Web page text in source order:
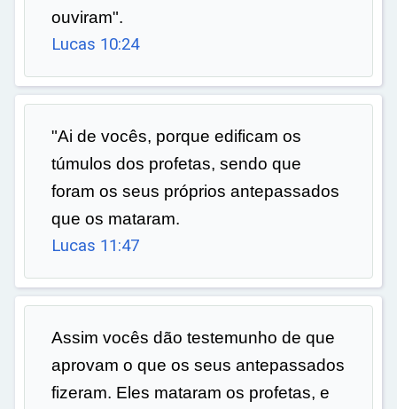
ouviram".
Lucas 10:24
"Ai de vocês, porque edificam os
túmulos dos profetas, sendo que
foram os seus próprios antepassados
que os mataram.
Lucas 11:47
Assim vocês dão testemunho de que
aprovam o que os seus antepassados
fizeram. Eles mataram os profetas, e